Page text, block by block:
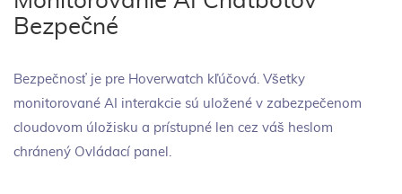
Bezpečné
Bezpečnosť je pre Hoverwatch kľúčová. Všetky
monitorované AI interakcie sú uložené v zabezpečenom
cloudovom úložisku a prístupné len cez váš heslom
chránený Ovládací panel.